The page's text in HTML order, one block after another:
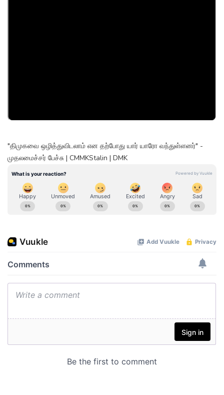
"திமுகவை ஒழித்துவிடலாம் என தற்போது யார் யாரோ வந்துள்ளனர்" -
முதலமைச்சர் பேச்சு | CMMKStalin | DMK